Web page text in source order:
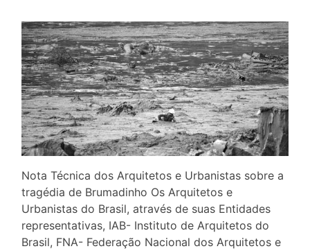
Nota Técnica dos Arquitetos e Urbanistas sobre a
tragédia de Brumadinho Os Arquitetos e
Urbanistas do Brasil, através de suas Entidades
representativas, IAB- Instituto de Arquitetos do
Brasil, FNA- Federação Nacional dos Arquitetos e